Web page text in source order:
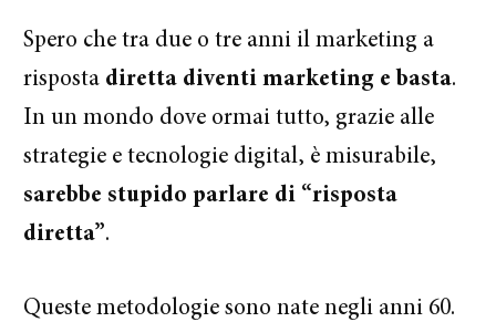
Spero che tra due o tre anni il marketing a
risposta diretta diventi marketing e basta.
In un mondo dove ormai tutto, grazie alle
strategie e tecnologie digital, è misurabile,
sarebbe stupido parlare di “risposta
diretta”.
Queste metodologie sono nate negli anni 60.